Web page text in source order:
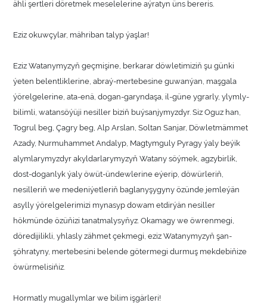
ähli şertleri döretmek meselelerine aýratyn üns bereris.
Eziz okuwçylar, mähriban talyp ýaşlar!
Eziz Watanymyzyň geçmişine, berkarar döwletimiziň şu günki
ýeten belentliklerine, abraý-mertebesine guwanýan, maşgala
ýörelgelerine, ata-enä, dogan-garyndaşa, il-güne ygrarly, ylymly-
bilimli, watansöýüji nesiller biziň buýsanjymyzdyr. Siz Oguz han,
Togrul beg, Çagry beg, Alp Arslan, Soltan Sanjar, Döwletmämmet
Azady, Nurmuhammet Andalyp, Magtymguly Pyragy ýaly beýik
alymlarymyzdyr akyldarlarymyzyň Watany söýmek, agzybirlik,
dost-doganlyk ýaly öwüt-ündewlerine eýerip, döwürleriň,
nesilleriň we medeniýetleriň baglanyşygyny özünde jemleýän
asylly ýörelgelerimizi mynasyp dowam etdirýän nesiller
hökmünde özüňizi tanatmalysyňyz. Okamagy we öwrenmegi,
döredijilikli, yhlasly zähmet çekmegi, eziz Watanymyzyň şan-
şöhratyny, mertebesini belende götermegi durmuş mekdebiňize
öwürmelisiňiz.
Hormatly mugallymlar we bilim işgärleri!